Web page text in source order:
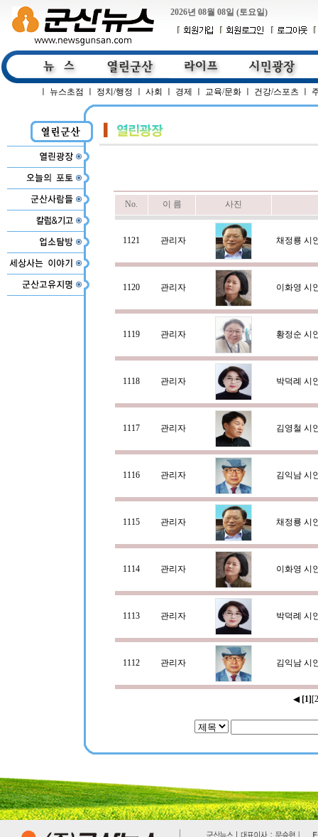
2026년 08월 08일 (토요일)
뉴스초점 정치/행정 사회 경제 교육/문화 건강/스포츠
No. 이 름 사진
1121 관리자 채정룡 시
1120 관리자 이화영 시
1119 관리자 황정순 시
1118 관리자 박덕례 시
1117 관리자 김영철 시
1116 관리자 김익남 시
1115 관리자 채정룡 시
1114 관리자 이화영 시
1113 관리자 박덕례 시
1112 관리자 김익남 시
◀ [1]